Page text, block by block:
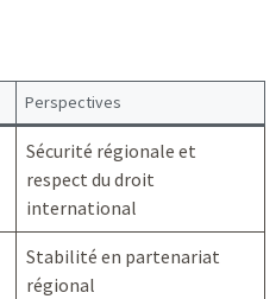
Perspectives
Sécurité régionale et
respect du droit
international
Stabilité en partenariat
régional